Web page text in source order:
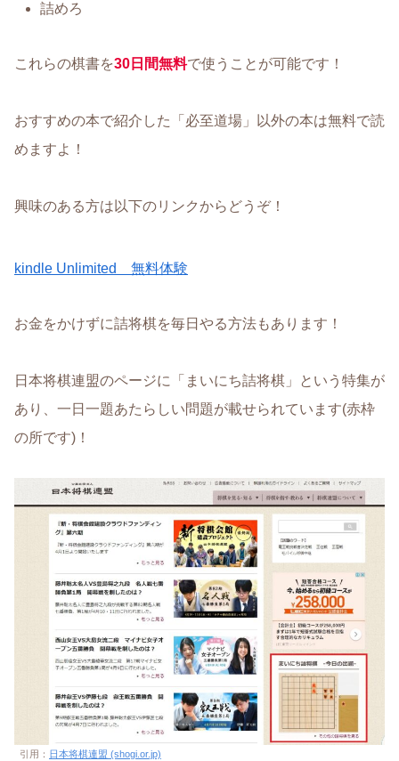
詰めろ
これらの棋書を30日間無料で使うことが可能です！
おすすめの本で紹介した「必至道場」以外の本は無料で読
めますよ！
興味のある方は以下のリンクからどうぞ！
kindle Unlimited 無料体験
お金をかけずに詰将棋を毎日やる方法もあります！
日本将棋連盟のページに「まいにち詰将棋」という特集が
あり、一日一題あたらしい問題が載せられています(赤枠
の所です)！
引用： 日本将棋連盟 (shogi.or.jp)